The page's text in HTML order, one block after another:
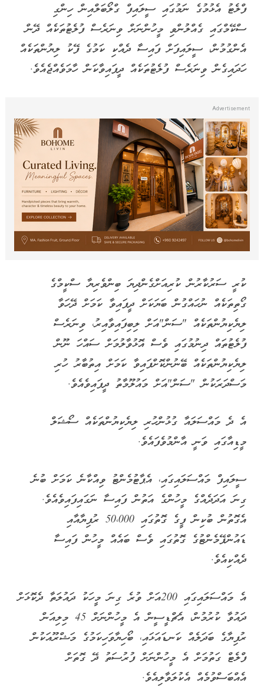
ފްލެޓު އެޅުމުގެ ނަމުގައި ސީލައިފް ގްލޯބަލްއިން ހިންގި
ސްކޭމްގައި ގެއްލުންވި މީހުންނަށް ވިނަރެސް ފުލެޓުތަކެއް ދޭން
އެންގުމުން، ސީލައިފަށް ފައިސާ ދެއްކި ކަމުގެ ފޭކު ލިޔުންތަކެއް
ހަދައިގެން ވިނަރެސް ފުލެޓުތަކެއް ދީފައިވާކަން ހާމަވެއްޖެއެވެ.
ކުރީ ސަރުކާރުން ކުރިއަށްގެންދިޔަ ބިންވެރިޔާ ސްކީމްގެ
ގޯތިތަކެއް ނުހައްގުން ބަޔަކަށް ދީފައިވާ ކަމަށް ދޭހަވާ
ލިޔެކިޔުންތަކެއް "ސަން"އަށް ލިބިފައިވާއިރު، ވިނަރެސް
ފުލެޓުތައް ދިނުމުގައި ވެސް އޮޅުވާލުމަށް ސައްހަ ނޫން
ލިޔެކިޔުންތަކެއް ބޭނުންކޮށްފައިވާ ކަމަށް އިތުބާރު ހުރި
މަސްދަރަކުން "ސަން"އަށް މައުލޫމާތު ދީފައިވެއެވެ.
އެ ދެ މައްސަލައާ ގުޅުންހުރި ލިޔެކިޔުންތަކެއް ސޯޝަލް
މީޑިއާގައި ވަނީ އާންމުވެފައެވެ.
ސީލައިފް މައްސަލައިގައި، އެޕާޓުމެންޓު ވިއްކާނެ ކަމަށް ބުނެ
ގިނަ އަދަދެއްގެ މީހުންގެ އަތުން ފައިސާ ނަގައިފައިވެއެވެ.
އެގޮތުން ބުކިން ފީގެ ގޮތުގައި 50،000 ރުފިޔާއާއި
ޑައުންޕޭމެންޓުގެ ގޮތުގައި ވެސް ބައެއް މީހުން ފައިސާ
ދެއްކިއެވެ.
އެ މައްސަލައިގައި 200އަށް ވުރެ ގިނަ މީހަކު ދައުލަތާ ދެކޮޅަށް
ދައުވާ ކުރުމުން، އެޗްޑީސީން އެ މީހުންނަށް 45 މިލިއަން
ރުފިޔާގެ ބަދަލެއް ކަނޑައަޅައި، ބޯހިޔާވަހިކަމުގެ މަޝްރޫއަކުން
ފްލެޓް ގަތުމަށް އެ މީހުންނަށް ފުރުސަތު ދޭ ގޮތަށް
އެއްބަސްވުމެއް އެކުލަވާލިއެވެ.